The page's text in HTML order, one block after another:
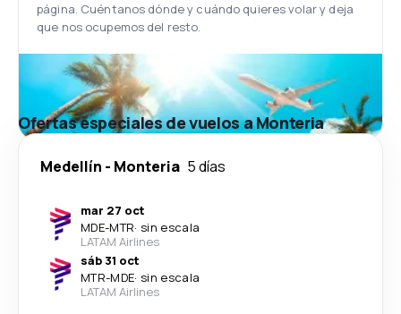
página. Cuéntanos dónde y cuándo quieres volar y deja
que nos ocupemos del resto.
Ofertas especiales de vuelos a Monteria
Medellín - Monteria 5 días
mar 27 oct
MDE-MTR· sin escala
LATAM Airlines
sáb 31 oct
MTR-MDE· sin escala
LATAM Airlines